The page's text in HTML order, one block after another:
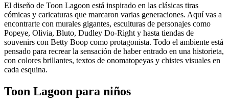
El diseño de Toon Lagoon está inspirado en las clásicas tiras
cómicas y caricaturas que marcaron varias generaciones. Aquí vas a
encontrarte con murales gigantes, esculturas de personajes como
Popeye, Olivia, Bluto, Dudley Do-Right y hasta tiendas de
souvenirs con Betty Boop como protagonista. Todo el ambiente está
pensado para recrear la sensación de haber entrado en una historieta,
con colores brillantes, textos de onomatopeyas y chistes visuales en
cada esquina.
Toon Lagoon para niños